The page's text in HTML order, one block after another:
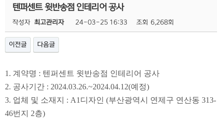
텐퍼센트 윗반송점 인테리어 공사
작성자 최고관리자 24-03-25 16:33 조회 6,268회
이전글 다음글
1. 계약명 : 텐퍼센트 윗반송점 인테리어 공사
2. 공사기간 : 2024.03.26.~2024.04.12(예정)
3. 업체 및 소재지 : A1디자인 (부산광역시 연제구 연산동 313-
46번지 2층)